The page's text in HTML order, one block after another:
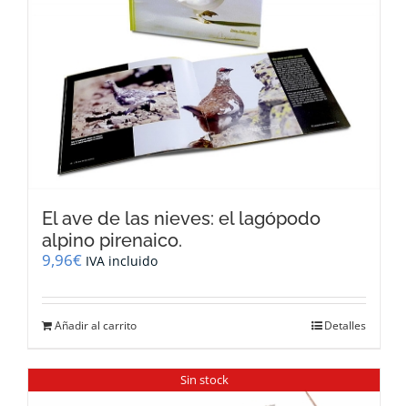
El ave de las nieves: el lagópodo
alpino pirenaico.
9,96€ IVA incluido
Añadir al carrito Detalles
Sin stock